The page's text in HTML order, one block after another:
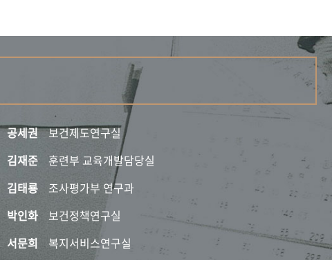
공세권
보건제도연구실
김재준
훈련부 교육개발담당실
김태룡
조사평가부 연구과
박인화
보건정책연구실
서문희
복지서비스연구실